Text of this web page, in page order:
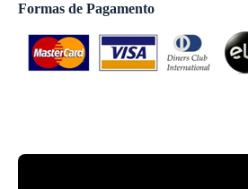
Formas de Pagamento